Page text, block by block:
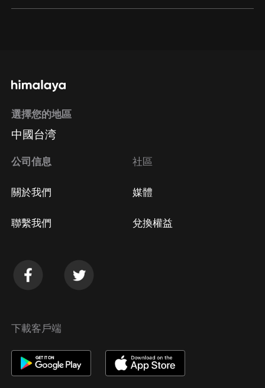
方法 Google Play取消訂閱方法
選擇您的地區
中國台湾
公司信息
關於我們
聯繫我們
社區
媒體
兌換權益
下載客戶端